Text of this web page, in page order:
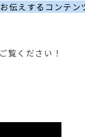
伝えするコンテン
覧ください！